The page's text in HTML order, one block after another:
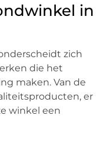
in
zich
die het
maken. Van de
er
winkel een